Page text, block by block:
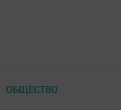
ОБЩЕСТВО